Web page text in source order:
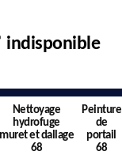
indisponible
Nettoyage
hydrofuge
muret et dallage
68
Peinture
de
portail
68